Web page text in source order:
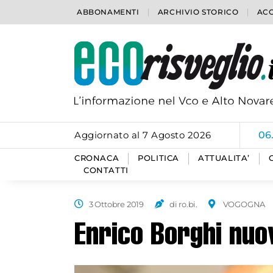
ABBONAMENTI ARCHIVIO STORICO
Aggiornato al 7 Agosto 2026
CRONACA POLITICA ATTUALITA’
CONTATTI
3 Ottobre 2019 di ro.bi. VOGOGNA
Enrico Borghi